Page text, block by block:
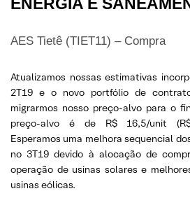
ENERGIA E
AES Tietê (TIET11) – Compra
Atualizamos nossas estimativas
2T19 e o novo portfólio de
migrarmos nosso preço-alvo para o
preço-alvo é de R$ 16,5/unit
Esperamos uma melhora sequencial
no 3T19 devido à alocação de
operação de usinas solares e
usinas eólicas.